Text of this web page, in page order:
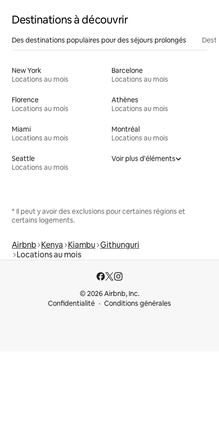
Destinations à découvrir
Des destinations populaires pour des séjours prolongés
New York
Locations au mois
Barcelone
Locations au mois
Florence
Locations au mois
Athènes
Locations au mois
Miami
Locations au mois
Montréal
Locations au mois
Seattle
Locations au mois
Voir plus d'éléments
* Il peut y avoir des exclusions pour certaines régions et
certains logements.
Airbnb Kenya Kiambu Githunguri
Locations au mois
© 2026 Airbnb, Inc.
Confidentialité
Conditions générales